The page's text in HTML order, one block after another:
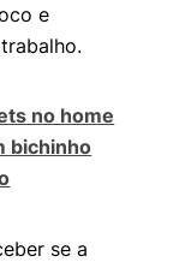
e
no home
bichinho
se a